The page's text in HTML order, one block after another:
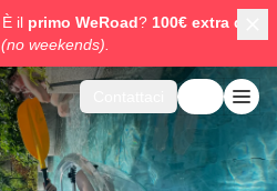
. È il primo WeRoad? 100€ extra di
(no weekends).